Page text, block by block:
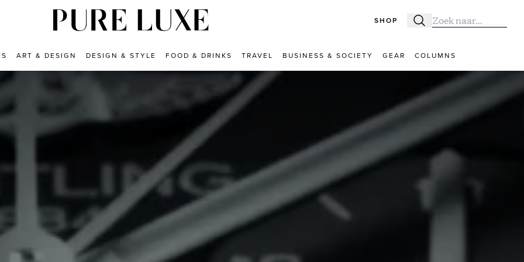
SHOP Zoeken
Zoek naar:
ART & DESIGN DESIGN & STYLE FOOD & DRINKS TRAVEL BUSINESS & SOCIETY GEAR COLUMNS